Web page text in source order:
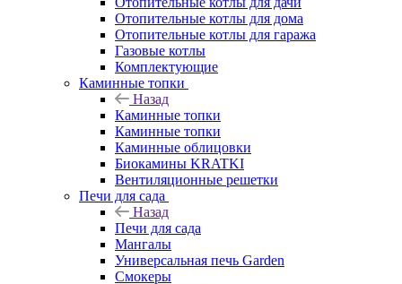
Отопительные котлы для дома
Отопительные котлы для гаража
Газовые котлы
Комплектующие
Каминные топки
Назад
Каминные топки
Каминные топки
Каминные облицовки
Биокамины KRATKI
Вентиляционные решетки
Печи для сада
Назад
Печи для сада
Мангалы
Универсальная печь Garden
Смокеры